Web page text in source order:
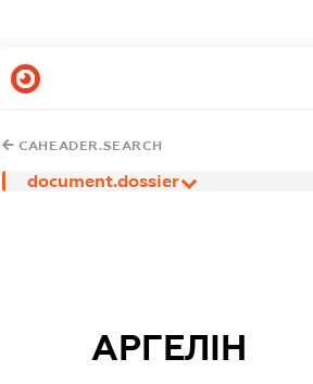
CAHEADER.SEARCH
document.dossier
АРГЕЛІН